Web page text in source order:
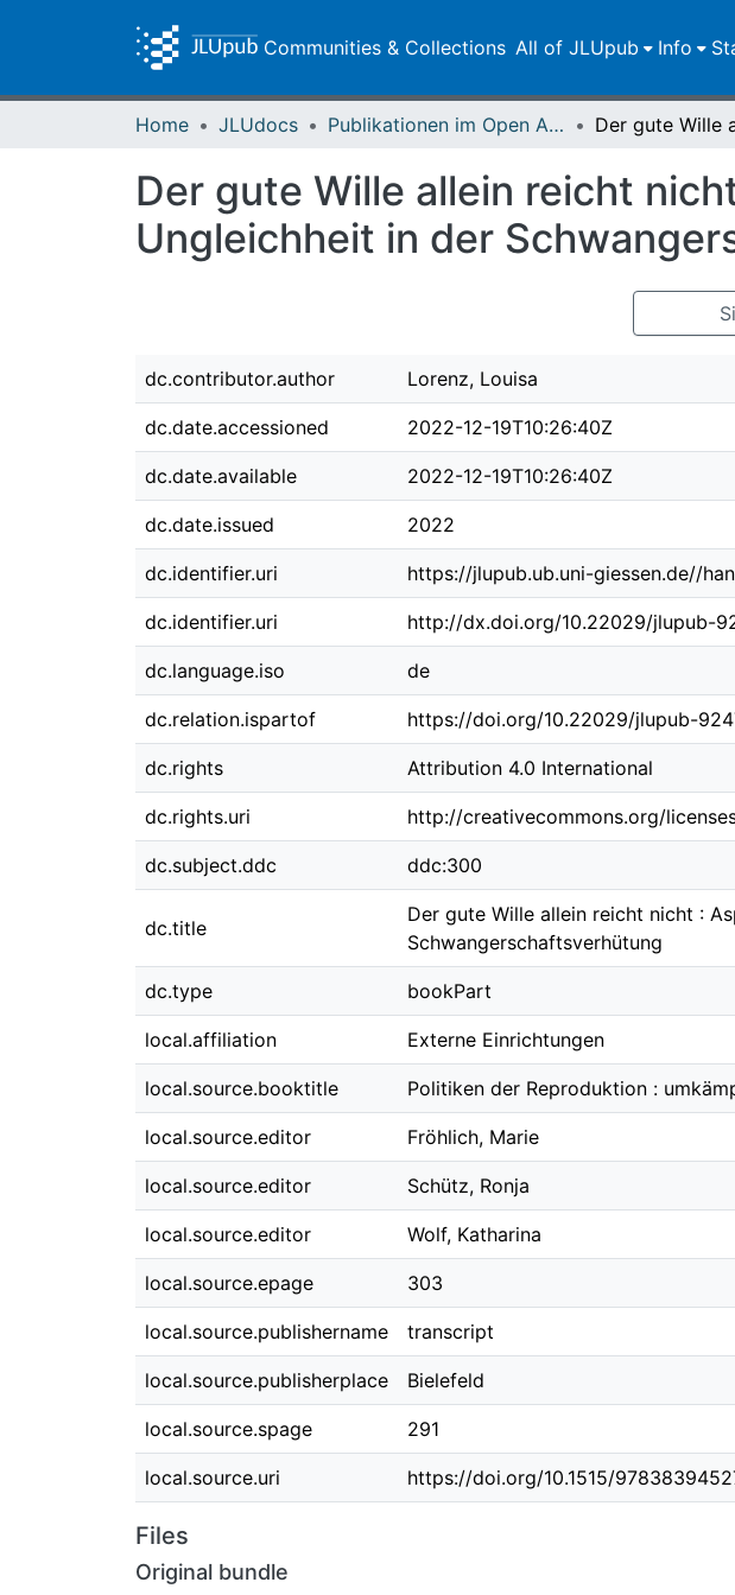
Communities & Collections All of JLUpub Info
Home JLUdocs Publikationen im Open Access gefördert durch die UB
Der gute Wille allein reicht
Ungleichheit in der
dc.contributor.author Lorenz, Louisa
dc.date.accessioned 2022-12-19T10:26:40Z
dc.date.available 2022-12-19T10:26:40Z
dc.date.issued 2022
dc.identifier.uri https://jlupub.ub.uni-giessen.de//
dc.identifier.uri http://dx.doi.org/10.22029/jlupub-
dc.language.iso de
dc.relation.ispartof https://doi.org/10.22029/jlupub-
dc.rights Attribution 4.0 International
dc.rights.uri http://creativecommons.org/
dc.subject.ddc ddc:300
dc.title
Der gute Wille allein reicht nicht :
Schwangerschaftsverhütung
dc.type bookPart
local.affiliation Externe Einrichtungen
local.source.booktitle Politiken der Reproduktion :
local.source.editor Fröhlich, Marie
local.source.editor Schütz, Ronja
local.source.editor Wolf, Katharina
local.source.epage 303
local.source.publishername transcript
local.source.publisherplace Bielefeld
local.source.spage 291
local.source.uri https://doi.org/10.1515/
Files
Original bundle